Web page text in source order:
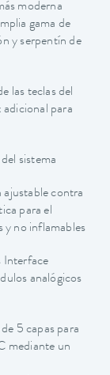
moderna
gama de
y serpentín de
las teclas del
adicional para
sistema
contra
para el
y no inflamables
Interface
analógicos
5 capas para
mediante un